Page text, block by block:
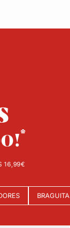
16,99€